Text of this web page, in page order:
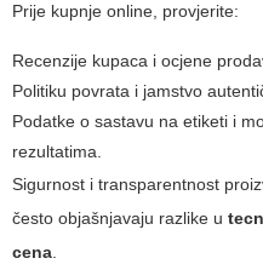
Prije kupnje online, provjerite:
Recenzije kupaca i ocjene
Politiku povrata i jamstvo
Podatke o sastavu na etiketi i
rezultatima.
Sigurnost i transparentnost
često objašnjavaju razlike u
cena.